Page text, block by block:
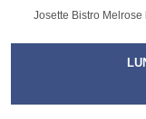
Josette Bistro Melrose